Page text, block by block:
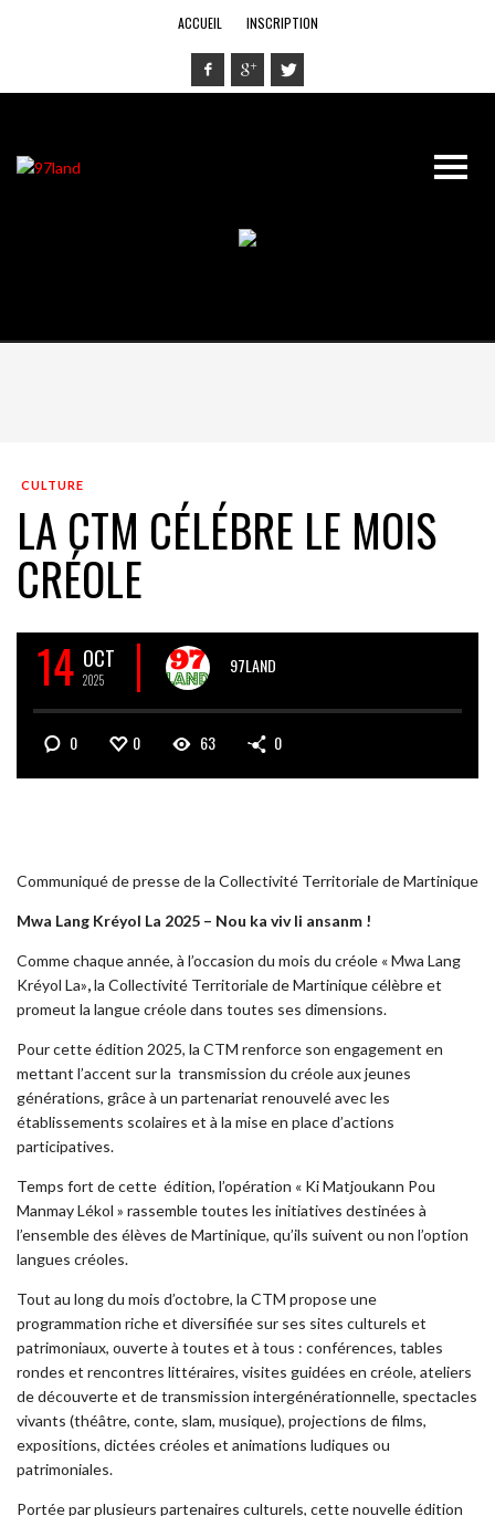
ACCUEIL INSCRIPTION
CULTURE
LA CTM CÉLÉBRE LE MOIS
CRÉOLE
14 OCT
2025
97LAND
0 0 63 0
Communiqué de presse de la Collectivité Territoriale de Martinique
Mwa Lang Kréyol La 2025 – Nou ka viv li ansanm !
Comme chaque année, à l’occasion du mois du créole « Mwa Lang
Kréyol La»,la Collectivité Territoriale de Martinique célèbre et
promeut la langue créole dans toutes ses dimensions. ​
Pour cette édition 2025, la CTM renforce son engagement en
mettant l’accent sur la ​ transmission du créole aux jeunes
générations, grâce à un partenariat renouvelé avec les ​
établissements scolaires et à la mise en place d’actions
participatives.
Temps fort de cette ​ édition, l’opération « Ki Matjoukann Pou
Manmay Lékol » rassemble toutes les initiatives destinées à
l’ensemble des élèves de Martinique, qu’ils suivent ou non l’option
langues créoles.
Tout au long du mois d’octobre, la CTM propose une
programmation riche et diversifiée sur ses sites culturels et
patrimoniaux, ouverte à toutes et à tous : conférences, tables
rondes et rencontres littéraires, visites guidées en créole, ateliers
de découverte et de transmission intergénérationnelle, spectacles
vivants (théâtre, conte, slam, musique), projections de films,
expositions, dictées créoles et animations ludiques ou
patrimoniales.
Portée par plusieurs partenaires culturels, cette nouvelle édition